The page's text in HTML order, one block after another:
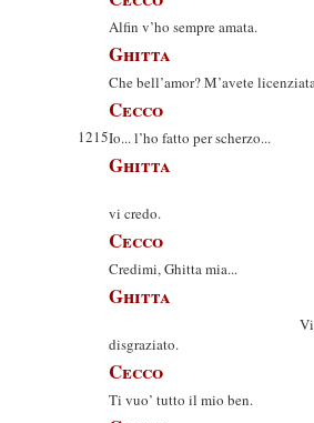
Alfin v’ho sempre amata.
Ghitta
Che bell’amor? M’avete
Cecco
1215Io... l’ho fatto per scherzo...
Ghitta
Oh
vi credo.
Cecco
Credimi, Ghitta mia...
Ghitta
disgraziato.
Cecco
Ti vuo’ tutto il mio ben.